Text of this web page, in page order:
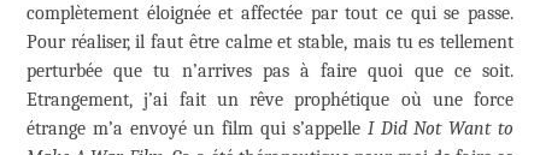
complètement éloignée et affectée par tout ce qui se passe.
Pour réaliser, il faut être calme et stable, mais tu es tellement
perturbée que tu n’arrives pas à faire quoi que ce soit.
Etrangement, j’ai fait un rêve prophétique où une force
étrange m’a envoyé un film qui s’appelle I Did Not Want to